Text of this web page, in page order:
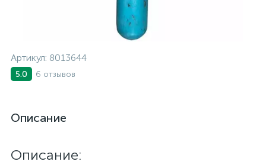
Артикул: 8013644
5.0 6 отзывов
Описание
Описание: